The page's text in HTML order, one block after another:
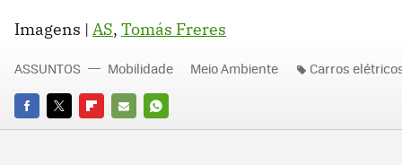
Imagens | AS, Tomás Freres
FACEBOOK
TWITTERFLIPBOARD
E-
WHATSAPP
ASSUNTOS Mobilidade Meio Ambiente Carros